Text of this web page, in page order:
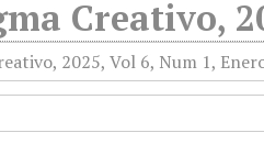
Creativo,